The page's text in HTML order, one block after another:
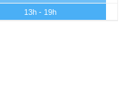
13h - 19h